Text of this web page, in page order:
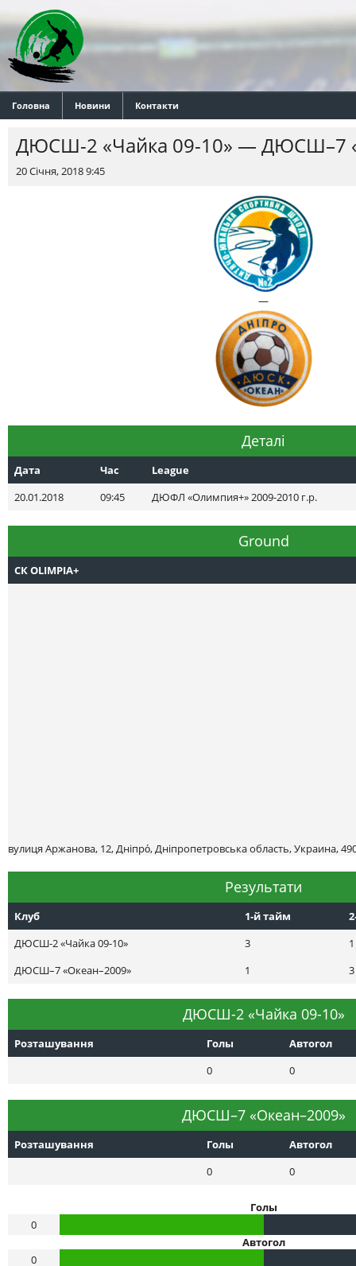
Головна Новини Контакти
ДЮСШ-2 «Чайка 09-10» — ДЮСШ–7
20 Січня, 2018 9:45
—
Деталі
Дата Час
League
20.01.2018
09:45 ДЮФЛ «Олимпия+» 2009-2010 г.р.
Ground
СК OLIMPIA+
вулиця Аржанова, 12, Дніпро́, Дніпропетровська область, Украина,
Результати
Клуб 1-й тайм
ДЮСШ-2 «Чайка 09-10»
3
1
ДЮСШ–7 «Океан–2009»
1 3
ДЮСШ-2 «Чайка 09-10»
Розташування Голы
Автогол
0
0
ДЮСШ–7 «Океан–2009»
Розташування Голы
Автогол
0
0
Голы
0
Автогол
0